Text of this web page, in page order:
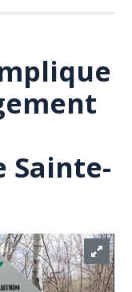
Sainte-